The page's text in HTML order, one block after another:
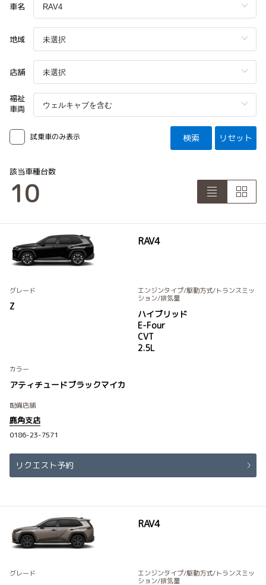
車名
地域
店舗
福祉
車両
試乗車のみ表示 検索 リセット
該当車種台数
10
RAV4
グレード
Z
エンジンタイプ/駆動方式/トランスミッ
ション/排気量
ハイブリッド
E-Four
CVT
2.5L
カラー
アティチュードブラックマイカ
配備店舗
鹿角支店
0186-23-7571
リクエスト予約
RAV4
グレード エンジンタイプ/駆動方式/トランスミッ
ション/排気量